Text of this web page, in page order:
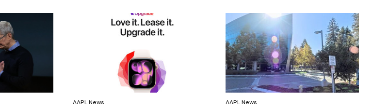
AAPL News AAPL News